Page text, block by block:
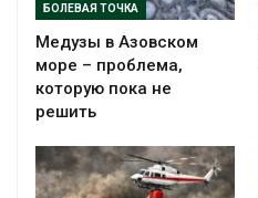
БОЛЕВАЯ ТОЧКА
Медузы в Азовском
море – проблема,
которую пока не
решить